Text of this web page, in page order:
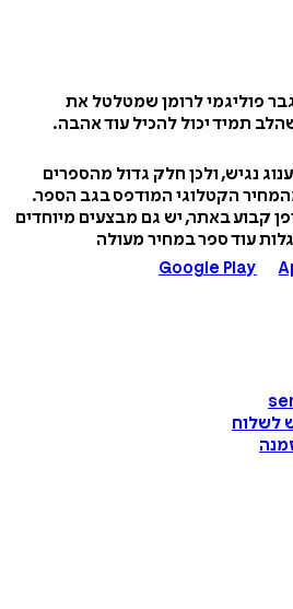
פוליגמי לרומן שמטלטל את
תמיד יכול להכיל עוד אהבה.
נגיש, ולכן חלק גדול מהספרים
הקטלוגי המודפס בגב הספר.
קבוע באתר, יש גם מבצעים מיוחדים
עוד ספר במחיר מעולה
Google Play
לשלוח